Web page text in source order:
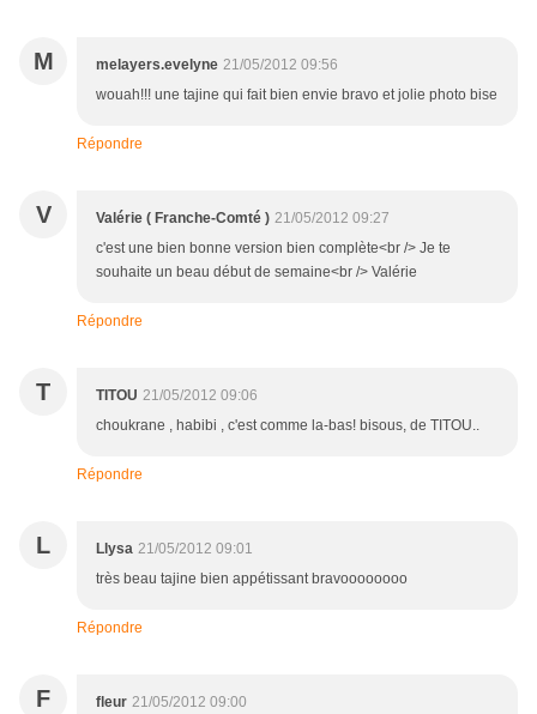
M melayers.evelyne 21/05/2012 09:56
wouah!!! une tajine qui fait bien envie bravo et jolie photo bise
Répondre
V Valérie ( Franche-Comté ) 21/05/2012 09:27
c'est une bien bonne version bien complète<br /> Je te
souhaite un beau début de semaine<br /> Valérie
Répondre
T TITOU 21/05/2012 09:06
choukrane , habibi , c'est comme la-bas! bisous, de TITOU..
Répondre
L Llysa 21/05/2012 09:01
très beau tajine bien appétissant bravoooooooo
Répondre
F fleur 21/05/2012 09:00